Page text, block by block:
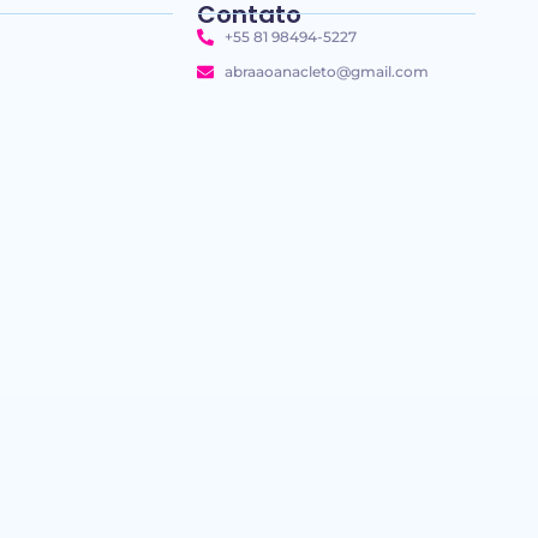
Contato
+55 81 98494-5227
abraaoanacleto@gmail.com